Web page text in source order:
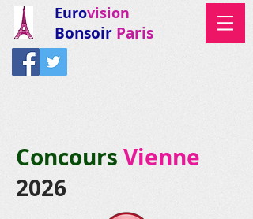
Eurovision
Bonsoir Paris
Concours Vienne
2026